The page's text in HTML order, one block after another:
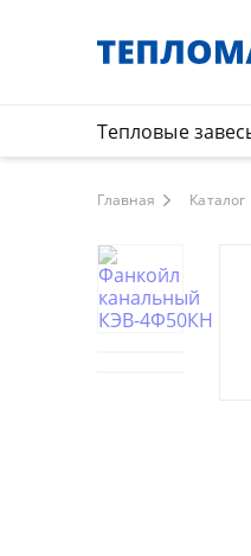
Тепловые
Главная Каталог